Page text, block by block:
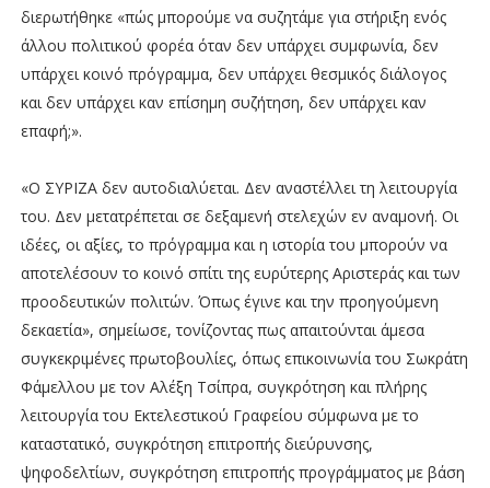
διερωτήθηκε «πώς μπορούμε να συζητάμε για στήριξη ενός
άλλου πολιτικού φορέα όταν δεν υπάρχει συμφωνία, δεν
υπάρχει κοινό πρόγραμμα, δεν υπάρχει θεσμικός διάλογος
και δεν υπάρχει καν επίσημη συζήτηση, δεν υπάρχει καν
επαφή;».
«Ο ΣΥΡΙΖΑ δεν αυτοδιαλύεται. Δεν αναστέλλει τη λειτουργία
του. Δεν μετατρέπεται σε δεξαμενή στελεχών εν αναμονή. Οι
ιδέες, οι αξίες, το πρόγραμμα και η ιστορία του μπορούν να
αποτελέσουν το κοινό σπίτι της ευρύτερης Αριστεράς και των
προοδευτικών πολιτών. Όπως έγινε και την προηγούμενη
δεκαετία», σημείωσε, τονίζοντας πως απαιτούνται άμεσα
συγκεκριμένες πρωτοβουλίες, όπως επικοινωνία του Σωκράτη
Φάμελλου με τον Αλέξη Τσίπρα, συγκρότηση και πλήρης
λειτουργία του Εκτελεστικού Γραφείου σύμφωνα με το
καταστατικό, συγκρότηση επιτροπής διεύρυνσης,
ψηφοδελτίων, συγκρότηση επιτροπής προγράμματος με βάση